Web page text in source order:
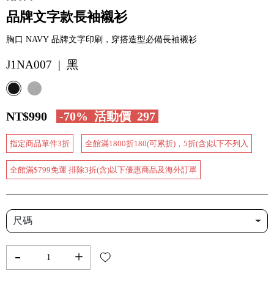
品牌文字款長袖襯衫
胸口 NAVY 品牌文字印刷，穿搭造型必備長袖襯衫
J1NA007 | 黑
NT$990 -70% 活動價 297
指定商品單件3折 全館滿1800折180(可累折)，5折(含)以下不列入
全館滿$799免運 排除3折(含)以下優惠商品及海外訂單
尺碼
- +